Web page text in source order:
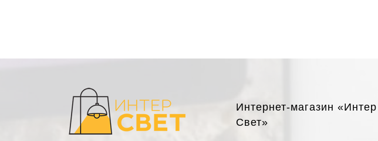
Интернет-магазин «Интер
Свет»